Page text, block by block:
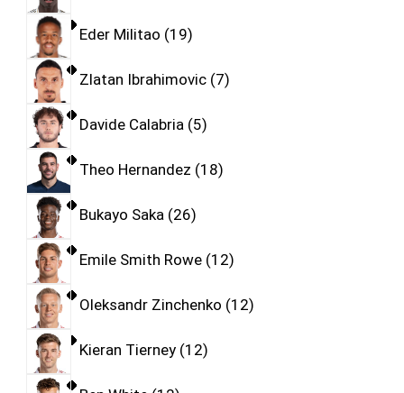
Eder Militao 19
Zlatan Ibrahimovic 7
Davide Calabria 5
Theo Hernandez 18
Bukayo Saka 26
Emile Smith Rowe 12
Oleksandr Zinchenko 12
Kieran Tierney 12